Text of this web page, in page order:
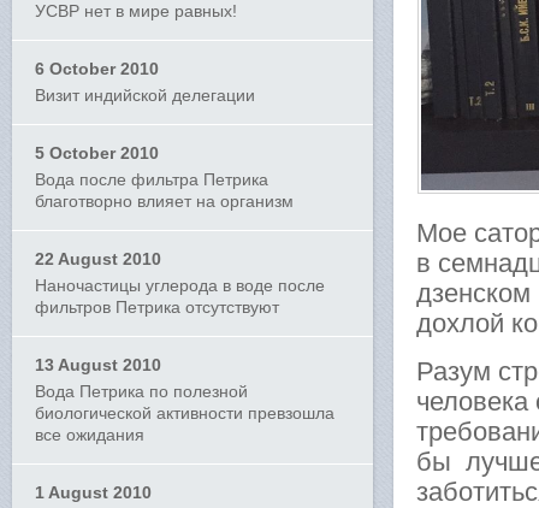
УСВР нет в мире равных!
6 October 2010
Визит индийской делегации
5 October 2010
Вода после фильтра Петрика
благотворно влияет на организм
22 August 2010
Наночастицы углерода в воде после
фильтров Петрика отсутствуют
13 August 2010
Вода Петрика по полезной
биологической активности превзошла
все ожидания
1 August 2010
Мое
в
дохлой
Разум
человека
бы лучше